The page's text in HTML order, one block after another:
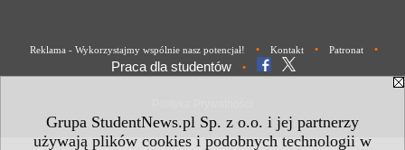
Grupa StudentNews.pl Sp. z o.o. i jej partnerzy
używają plików cookies i podobnych technologii w
Reklama - Wykorzystajmy wspólnie nasz potencjał! • Kontakt • Patronat •
Praca dla studentów •